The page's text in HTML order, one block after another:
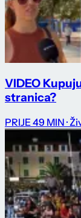
VIDEO
stranica?
PRIJE 49 MIN ·